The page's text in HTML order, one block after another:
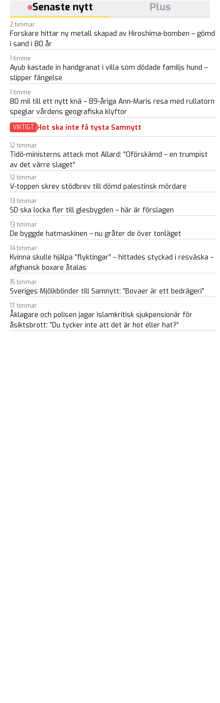
Senaste nytt Plus
2 timmar
Forskare hittar ny metall skapad av Hiroshima-bomben – gömd
i sand i 80 år
1 timme
Ayub kastade in handgranat i villa som dödade familjs hund –
slipper fängelse
1 timme
80 mil till ett nytt knä – 89-åriga Ann-Maris resa med rullatorn
speglar vårdens geografiska klyftor
VIKTIGT Hot ska inte få tysta Samnytt
12 timmar
Tidö-ministerns attack mot Allard: ”Oförskämd – en trumpist
av det värre slaget”
12 timmar
V-toppen skrev stödbrev till dömd palestinsk mördare
13 timmar
SD ska locka fler till glesbygden – här är förslagen
13 timmar
De byggde hatmaskinen – nu gråter de över tonläget
14 timmar
Kvinna skulle hjälpa ”flyktingar” – hittades styckad i resväska –
afghansk boxare åtalas
15 timmar
Sveriges Mjölkbönder till Samnytt: ”Bovaer är ett bedrägeri”
17 timmar
Åklagare och polisen jagar islamkritisk sjukpensionär för
åsiktsbrott: ”Du tycker inte att det är hot eller hat?”